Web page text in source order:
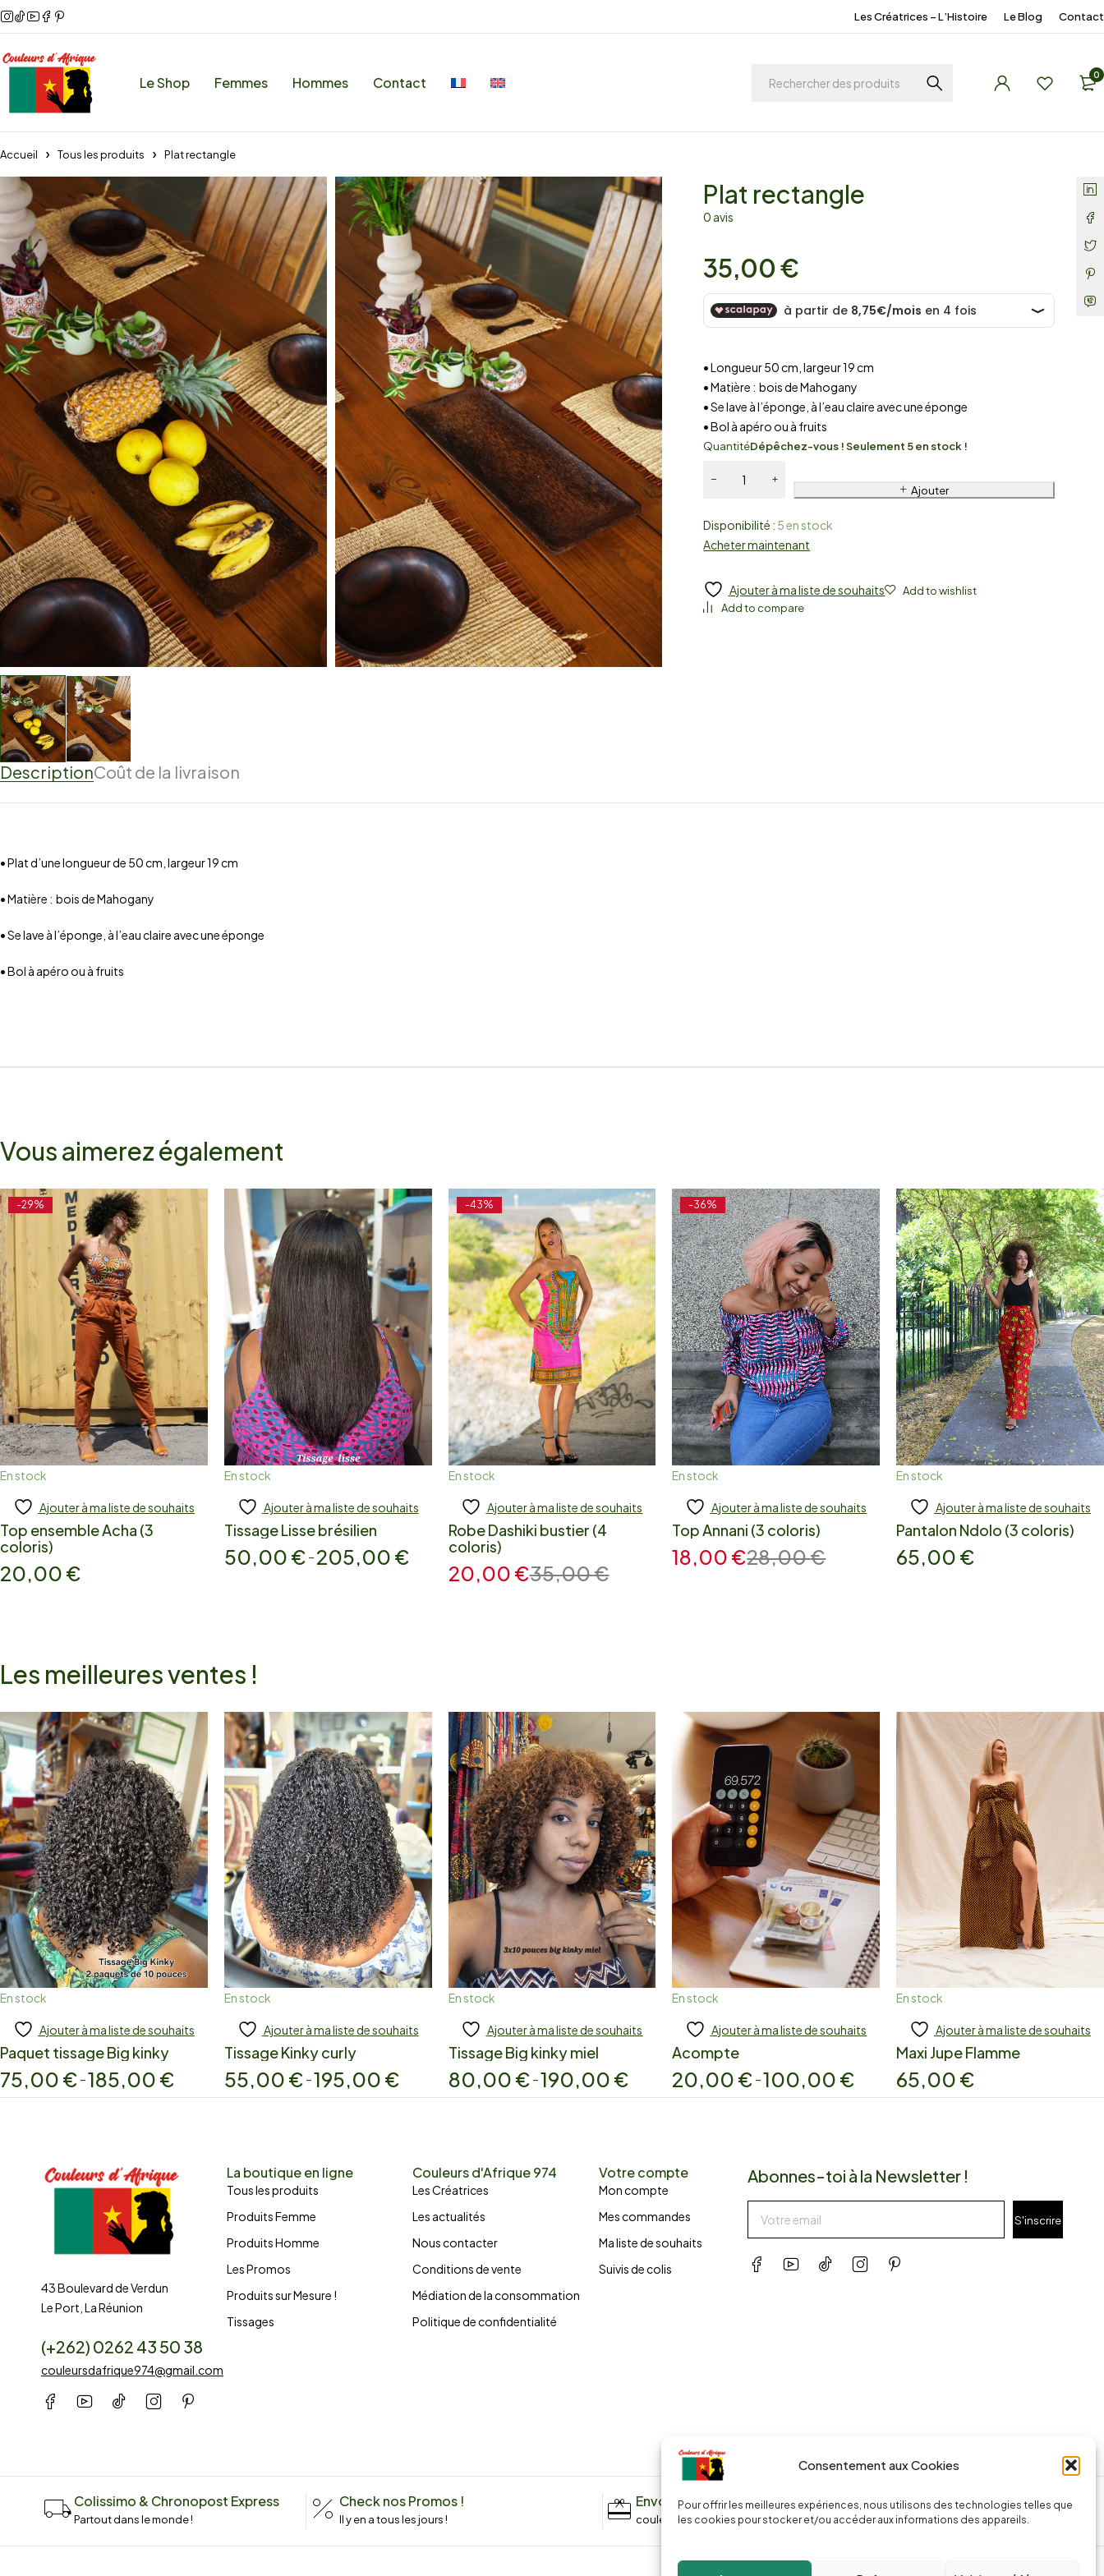
Consentement aux Cookies
Pour offrir les meilleures expériences, nous utilisons des technologies telles que
les cookies pour stocker et/ou accéder aux informations des appareils.
Les Créatrices – L’Histoire Le Blog Contact
Le Shop Femmes Hommes Contact 0
Accueil Tous les produits Plat rectangle
Plat rectangle
0 avis
35,00€
• Longueur 50 cm, largeur 19 cm
• Matière : bois de Mahogany
• Se lave à l’éponge, à l’eau claire avec une éponge
• Bol à apéro ou à fruits
QuantitéDépêchez-vous ! Seulement 5 en stock !
Ajouter
Disponibilité : 5 en stock
Acheter maintenant
Ajouter à ma liste de souhaits
DescriptionCoût de la livraison
• Plat d’une longueur de 50 cm, largeur 19 cm
• Matière : bois de Mahogany
• Se lave à l’éponge, à l’eau claire avec une éponge
• Bol à apéro ou à fruits
Vous aimerez également
-29%
En stock
Add to cart
Ajouter à ma liste de souhaits
Top ensemble Acha (3
coloris)
20,00 €
En stock
Add to cart
Ajouter à ma liste de souhaits
Tissage Lisse brésilien
50,00 € – 205,00 €
-43%
En stock
Add to cart
Ajouter à ma liste de souhaits
Robe Dashiki bustier (4
coloris)
35,00€
20,00 €
-36%
En stock
Add to cart
Ajouter à ma liste de souhaits
Top Annani (3 coloris)
28,00€
18,00 €
En stock
Ajouter
Ajouter à ma liste de souhaits
Pantalon Ndolo (3 coloris)
65,00 €
Les meilleures ventes !
En stock
Add to cart
Ajouter à ma liste de souhaits
Paquet tissage Big kinky
75,00 € –185,00 €
En stock
Add to cart
Ajouter à ma liste de souhaits
Tissage Kinky curly
55,00 € –195,00 €
En stock
Add to cart
Ajouter à ma liste de souhaits
Tissage Big kinky miel
80,00 € –190,00 €
En stock
Ajouter
Ajouter à ma liste de souhaits
Acompte
20,00 € –100,00 €
En stock
Ajouter
Ajouter à ma liste de souhaits
Maxi Jupe Flamme
65,00 €
43 Boulevard de Verdun
Le Port, La Réunion
(+262) 0262 43 50 38
couleursdafrique974@gmail.com
La boutique en ligne
Tous les produits
Produits Femme
Produits Homme
Les Promos
Produits sur Mesure !
Tissages
Couleurs d'Afrique 974
Les Créatrices
Les actualités
Nous contacter
Conditions de vente
Médiation de la consommation
Politique de confidentialité
Votre compte
Mon compte
Mes commandes
Ma liste de souhaits
Suivis de colis
Abonnes-toi à la Newsletter !
S'inscrire
Colissimo & Chronopost Express
Partout dans le monde !
Check nos Promos !
Il y en a tous les jours !
Envoyez un message
couleursdafrique974.com
Appeler la boutique
(+262) 0262 43 50 38